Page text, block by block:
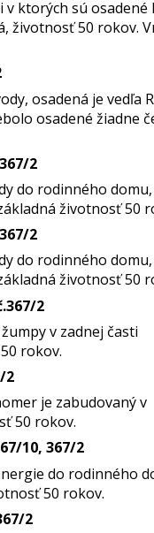
ktorých sú osadené
životnosť 50 rokov.
osadená je vedľa
osadené žiadne
2
do rodinného
životnosť 50
2
do rodinného
životnosť 50
2
v zadnej časti
rokov.
2
je zabudovaný v
50 rokov.
10, 367/2
do rodinného
50 rokov.
2